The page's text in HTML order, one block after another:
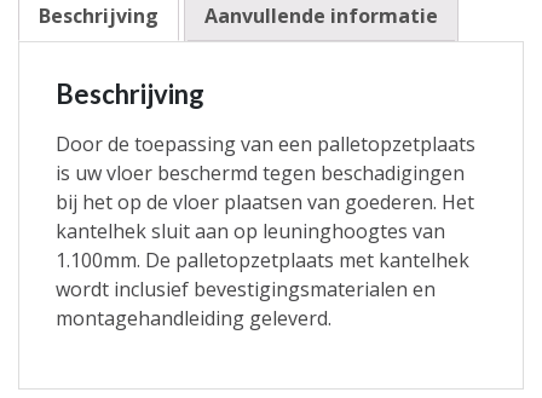
Beschrijving Aanvullende informatie
Beschrijving
Door de toepassing van een palletopzetplaats
is uw vloer beschermd tegen beschadigingen
bij het op de vloer plaatsen van goederen. Het
kantelhek sluit aan op leuninghoogtes van
1.100mm. De palletopzetplaats met kantelhek
wordt inclusief bevestigingsmaterialen en
montagehandleiding geleverd.